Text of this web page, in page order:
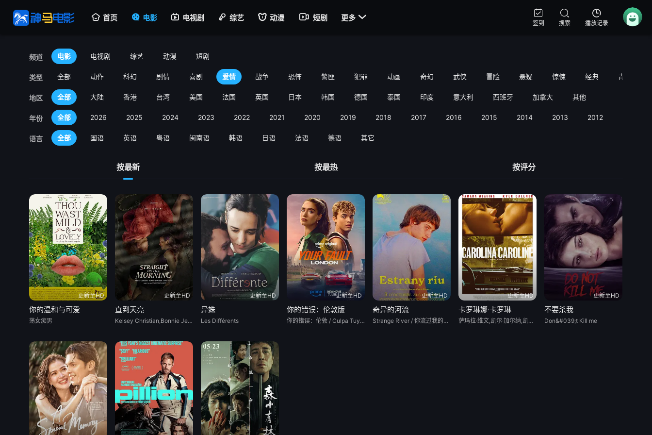
首页 电影 电视剧 综艺 动漫 短剧 更多 
签到 搜索 播放记录
频道 电影 电视剧 综艺 动漫 短剧
类型 全部 动作 科幻 剧情 喜剧 爱情 战争 恐怖 警匪 犯罪 动画 奇幻 武侠 冒险 悬疑 惊悚 经典 青春
地区 全部 大陆 香港 台湾 美国 法国 英国 日本 韩国 德国 泰国 印度 意大利 西班牙 加拿大 其他
年份 全部 2026 2025 2024 2023 2022 2021 2020 2019 2018 2017 2016 2015 2014 2013 2012
语言 全部 国语 英语 粤语 闽南语 韩语 日语 法语 德语 其它
按最新 按最热 按评分
更新至HD
你的温和与可爱
荡女痴男
更新至HD
直到天亮
Kelsey Christian,Bonnie Jean Tyer,Maria Olsen
更新至HD
异姝
Les Différents
更新至HD
你的错误：伦敦版
你的错误：伦敦 / Culpa Tuya: Londres
更新至HD
奇异的河流
Strange River / 你流过我的名字(台)
更新至HD
卡罗琳娜·卡罗琳
萨玛拉·维文,凯尔·加尔纳,凯拉·塞吉维克,乔恩·格里斯,汤米·G·肯德里克,Jenny Frame,P.J. Sosko,Victoria Cabral,马克·佩蒂特,Jennifer Uphold,David Schifter,安迪·S·艾伦,Sonny Burnette,Melissa Cox,Gregg Gilmore,Juan Silva,安吉尔·科恩斯,Joshua Henry,James Neeley,Robert Rose
更新至HD
不要杀我
Don&#039;t Kill me